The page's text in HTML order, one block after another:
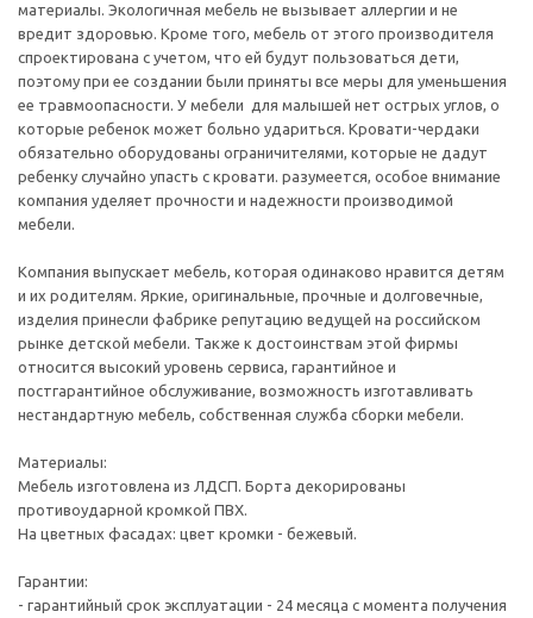
материалы. Экологичная мебель не вызывает аллергии и не
вредит здоровью. Кроме того, мебель от этого производителя
спроектирована с учетом, что ей будут пользоваться дети,
поэтому при ее создании были приняты все меры для уменьшения
ее травмоопасности. У мебели для малышей нет острых углов, о
которые ребенок может больно удариться. Кровати-чердаки
обязательно оборудованы ограничителями, которые не дадут
ребенку случайно упасть с кровати. разумеется, особое внимание
компания уделяет прочности и надежности производимой
мебели.
Компания выпускает мебель, которая одинаково нравится детям
и их родителям. Яркие, оригинальные, прочные и долговечные,
изделия принесли фабрике репутацию ведущей на российском
рынке детской мебели. Также к достоинствам этой фирмы
относится высокий уровень сервиса, гарантийное и
постгарантийное обслуживание, возможность изготавливать
нестандартную мебель, собственная служба сборки мебели.
Материалы:
Мебель изготовлена из ЛДСП. Борта декорированы
противоударной кромкой ПВХ.
На цветных фасадах: цвет кромки - бежевый.
Гарантии:
- гарантийный срок эксплуатации - 24 месяца с момента получения